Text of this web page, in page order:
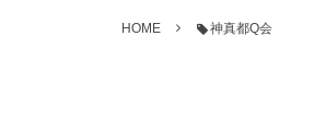
HOME 神真都Q会